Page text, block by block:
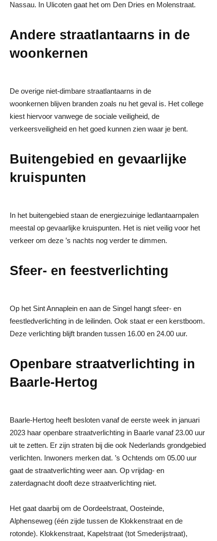
Nassau. In Ulicoten gaat het om Den Dries en Molenstraat.
Andere straatlantaarns in de
woonkernen
De overige niet-dimbare straatlantaarns in de
woonkernen blijven branden zoals nu het geval is. Het college
kiest hiervoor vanwege de sociale veiligheid, de
verkeersveiligheid en het goed kunnen zien waar je bent.
Buitengebied en gevaarlijke
kruispunten
In het buitengebied staan de energiezuinige ledlantaarnpalen
meestal op gevaarlijke kruispunten. Het is niet veilig voor het
verkeer om deze ’s nachts nog verder te dimmen.
Sfeer- en feestverlichting
Op het Sint Annaplein en aan de Singel hangt sfeer- en
feestledverlichting in de leilinden. Ook staat er een kerstboom.
Deze verlichting blijft branden tussen 16.00 en 24.00 uur.
Openbare straatverlichting in
Baarle-Hertog
Baarle-Hertog heeft besloten vanaf de eerste week in januari
2023 haar openbare straatverlichting in Baarle vanaf 23.00 uur
uit te zetten. Er zijn straten bij die ook Nederlands grondgebied
verlichten. Inwoners merken dat. ’s Ochtends om 05.00 uur
gaat de straatverlichting weer aan. Op vrijdag- en
zaterdagnacht dooft deze straatverlichting niet.
Het gaat daarbij om de Oordeelstraat, Oosteinde,
Alphenseweg (één zijde tussen de Klokkenstraat en de
rotonde). Klokkenstraat, Kapelstraat (tot Smederijstraat),